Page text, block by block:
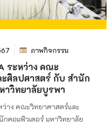
ภาพกิจกรรม
ระหว่าง คณะ
ศิลปศาสตร์ กับ สำนัก
าวิทยาลัยบูรพา
ว่าง คณะวิทยาศาสตร์และ
คอมพิวเตอร์ มหาวิทยาลัย